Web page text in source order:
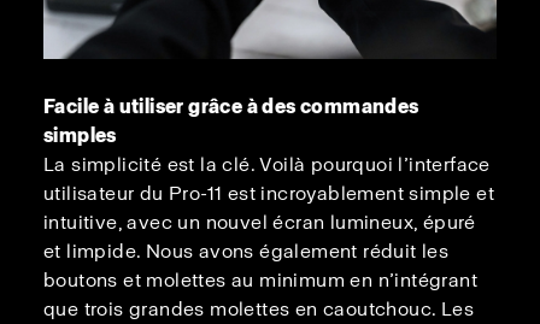
Facile à utiliser grâce à des commandes
simples
La simplicité est la clé. Voilà pourquoi l’interface
utilisateur du Pro-11 est incroyablement simple et
intuitive, avec un nouvel écran lumineux, épuré
et limpide. Nous avons également réduit les
boutons et molettes au minimum en n’intégrant
que trois grandes molettes en caoutchouc. Les